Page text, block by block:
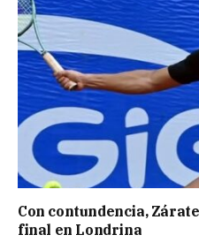
Con contundencia,
final en Londrina